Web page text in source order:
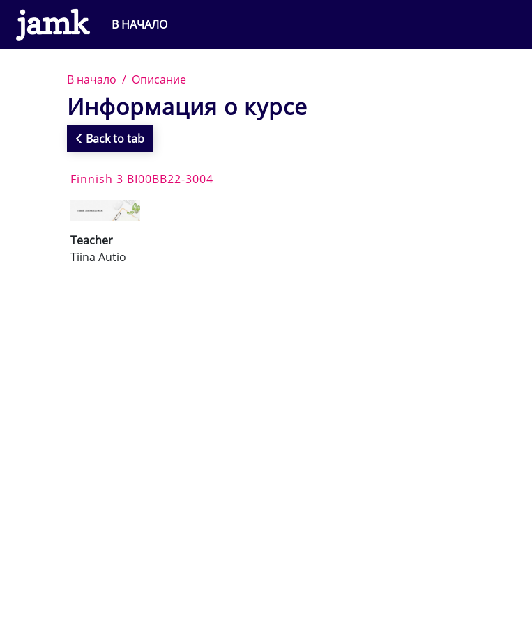
Перейти к основному содержанию
В НАЧАЛО
В начало Описание
Информация о курсе
Back to tab
Finnish 3 BI00BB22-3004
Teacher
Tiina Autio